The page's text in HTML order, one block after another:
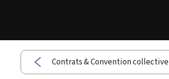
Contrats & Convention collective